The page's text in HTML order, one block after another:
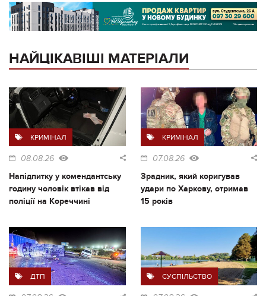
НАЙЦІКАВІШІ МАТЕРІАЛИ
КРИМІНАЛ
08.08.26
Напідпитку у комендантську
годину чоловік втікав від
поліції на Кореччині
КРИМІНАЛ
07.08.26
Зрадник, який коригував
удари по Харкову, отримав
15 років
ДТП СУСПІЛЬСТВО